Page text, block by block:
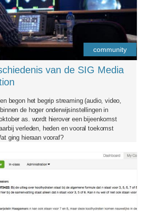
community
van de SIG Media
begon het begrip streaming (audio, video,
de hoger onderwijsinstellingen in
as. wordt hierover een bijeenkomst
verleden, heden en vooral toekomst
ging hieraan vooraf?